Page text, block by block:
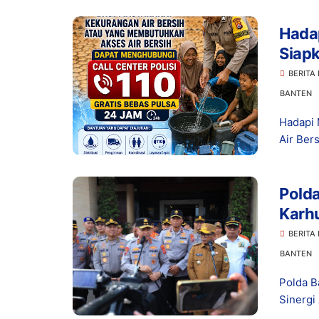
110
BANTEN
Hadapi
Air
BANTEN
Polda
Sinergi